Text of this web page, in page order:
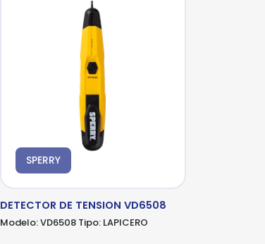
SPERRY
DETECTOR DE TENSION VD6508
Modelo:VD6508Tipo: LAPICERO